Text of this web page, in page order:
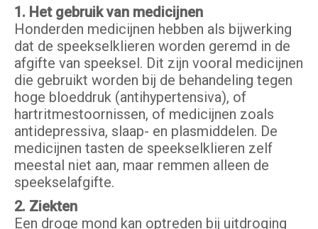
1. Het gebruik van medicijnen
Honderden medicijnen hebben als bijwerking
dat de speekselklieren worden geremd in de
afgifte van speeksel. Dit zijn vooral medicijnen
die gebruikt worden bij de behandeling tegen
hoge bloeddruk (antihypertensiva), of
hartritmestoornissen, of medicijnen zoals
antidepressiva, slaap- en plasmiddelen. De
medicijnen tasten de speekselklieren zelf
meestal niet aan, maar remmen alleen de
speekselafgifte.
2. Ziekten
Een droge mond kan optreden bij uitdroging